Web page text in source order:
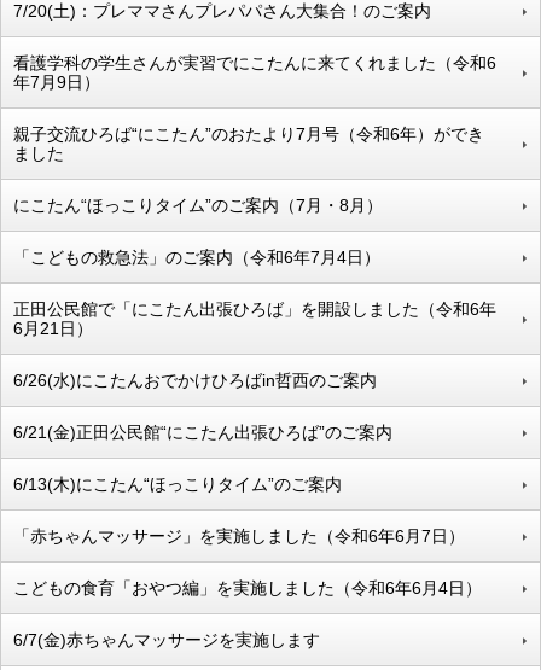
7/20(土)：プレママさんプレパパさん大集合！のご案内
看護学科の学生さんが実習でにこたんに来てくれました（令和6
年7月9日）
親子交流ひろば“にこたん”のおたより7月号（令和6年）ができ
ました
にこたん“ほっこりタイム”のご案内（7月・8月）
「こどもの救急法」のご案内（令和6年7月4日）
正田公民館で「にこたん出張ひろば」を開設しました（令和6年
6月21日）
6/26(水)にこたんおでかけひろばin哲西のご案内
6/21(金)正田公民館“にこたん出張ひろば”のご案内
6/13(木)にこたん“ほっこりタイム”のご案内
「赤ちゃんマッサージ」を実施しました（令和6年6月7日）
こどもの食育「おやつ編」を実施しました（令和6年6月4日）
6/7(金)赤ちゃんマッサージを実施します